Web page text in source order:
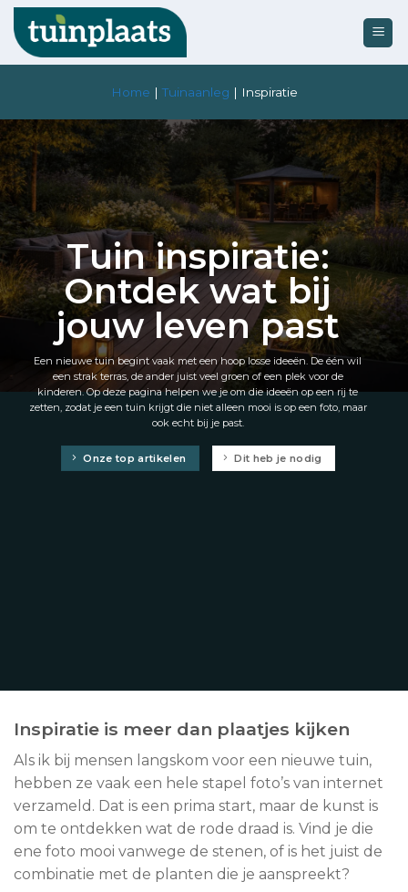
Ga
naar
inhoud
Home |Tuinaanleg | Inspiratie
Tuin inspiratie:
Ontdek wat bij
jouw leven past
Een nieuwe tuin begint vaak met een hoop losse ideeën. De één wil
een strak terras, de ander juist veel groen of een plek voor de
kinderen. Op deze pagina helpen we je om die ideeën op een rij te
zetten, zodat je een tuin krijgt die niet alleen mooi is op een foto, maar
ook echt bij je past.
Onze top artikelen Dit heb je nodig
Inspiratie is meer dan plaatjes kijken
Als ik bij mensen langskom voor een nieuwe tuin,
hebben ze vaak een hele stapel foto’s van internet
verzameld. Dat is een prima start, maar de kunst is
om te ontdekken wat de rode draad is. Vind je die
ene foto mooi vanwege de stenen, of is het juist de
combinatie met de planten die je aanspreekt?